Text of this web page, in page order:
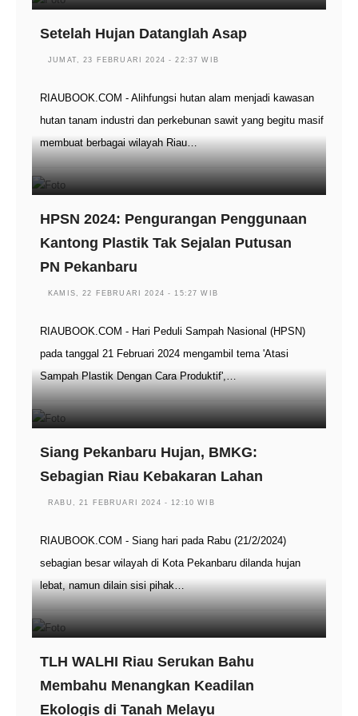
Setelah Hujan Datanglah Asap
JUMAT, 23 FEBRUARI 2024 - 22:37 WIB
RIAUBOOK.COM - Alihfungsi hutan alam menjadi kawasan
hutan tanam industri dan perkebunan sawit yang begitu masif
membuat berbagai wilayah Riau…
HPSN 2024: Pengurangan Penggunaan
Kantong Plastik Tak Sejalan Putusan
PN Pekanbaru
KAMIS, 22 FEBRUARI 2024 - 15:27 WIB
RIAUBOOK.COM - Hari Peduli Sampah Nasional (HPSN)
pada tanggal 21 Februari 2024 mengambil tema 'Atasi
Sampah Plastik Dengan Cara Produktif',…
Siang Pekanbaru Hujan, BMKG:
Sebagian Riau Kebakaran Lahan
RABU, 21 FEBRUARI 2024 - 12:10 WIB
RIAUBOOK.COM - Siang hari pada Rabu (21/2/2024)
sebagian besar wilayah di Kota Pekanbaru dilanda hujan
lebat, namun dilain sisi pihak…
TLH WALHI Riau Serukan Bahu
Membahu Menangkan Keadilan
Ekologis di Tanah Melayu